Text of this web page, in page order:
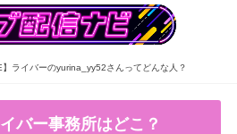
】ライバーのyurina_yy52さんってどんな人？
バー事務所はどこ？